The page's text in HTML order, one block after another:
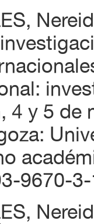
4 y 5 de
9670-